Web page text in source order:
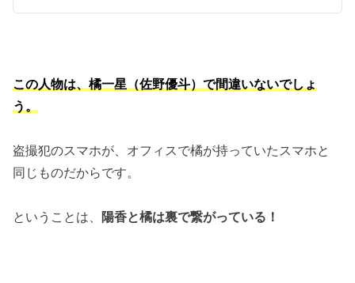
この人物は、橘一星（佐野優斗）で間違いないでしょ
う。
盗撮犯のスマホが、オフィスで橘が持っていたスマホと
同じものだからです。
ということは、 陽香と橘は裏で繋がっている！